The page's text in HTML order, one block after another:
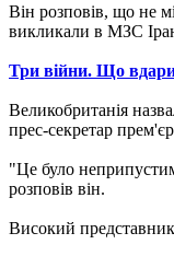
Він розповів, що не
викликали в МЗС
Три війни. Що
Великобританія
прес-секретар
"Це було
розповів він.
Високий представник